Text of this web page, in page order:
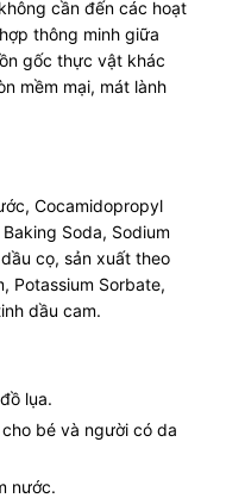
cần đến các hoạt
thông minh giữa
gốc thực vật khác
mềm mại, mát lành
Cocamidopropyl
Soda, Sodium
cọ, sản xuất theo
Potassium Sorbate,
dầu cam.
lụa.
bé và người có da
nước.